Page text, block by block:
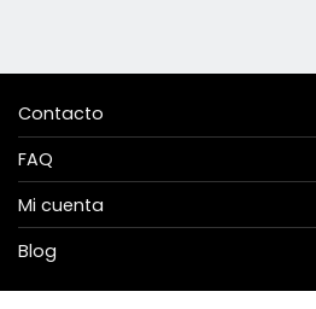
Contacto
FAQ
Mi cuenta
Blog